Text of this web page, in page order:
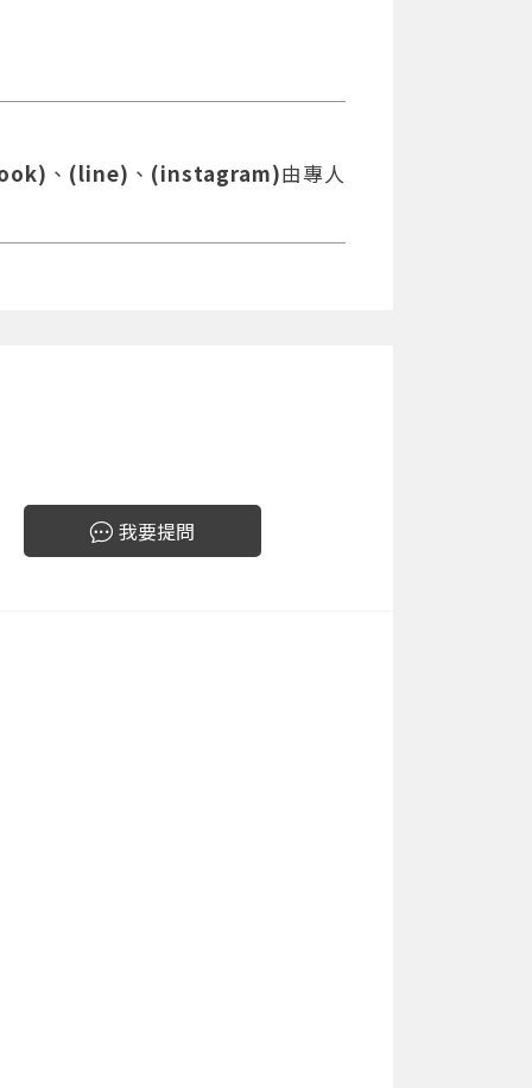
、 (line) 、 (instagram)由專人
我要提問